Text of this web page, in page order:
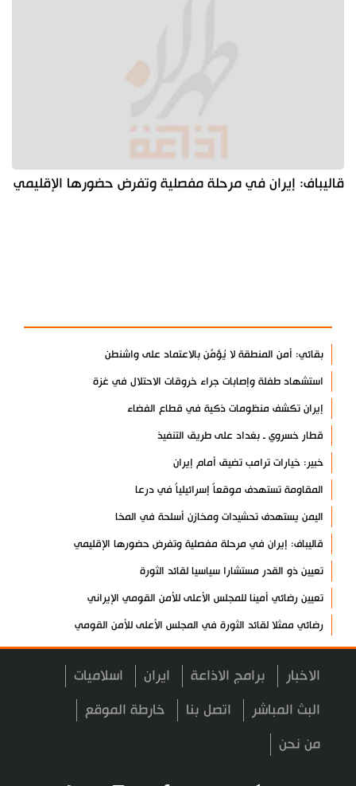
قاليباف: إيران في مرحلة مفصلية وتفرض حضورها الإقليمي
بقائي: أمن المنطقة لا يُؤمَّن بالاعتماد على واشنطن
استشهاد طفلة وإصابات جراء خروقات الاحتلال في غزة
إيران تكشف منظومات ذكية في قطاع الفضاء
قطار خسروي ـ بغداد على طريق التنفيذ
خبير: خيارات ترامب تضيق أمام إيران
المقاومة تستهدف موقعاً إسرائيلياً في درعا
اليمن يستهدف تحشيدات ومخازن أسلحة في المخا
قاليباف: إيران في مرحلة مفصلية وتفرض حضورها الإقليمي
تعيين ذو القدر مستشارا سياسيا لقائد الثورة
تعيين رضائي أمينا للمجلس الأعلى للأمن القومي الإيراني
رضائي ممثلا لقائد الثورة في المجلس الأعلى للأمن القومي
فريق الروبوتات الطلابي الإيراني يحرز وصافة العالم
حزب الله يعقب على الخريطة الإسرائيلية بضم جنوب لبنان
العميد ابن الرضا: نعمل لإحداث ثورة صناعية دفاعية
بيان صادر عن هيئة الحشد الشعبي دعما للفياض
آية الله لاريجاني: مضيق هرمز لن يعود إلى وضعه السابق
الاخبار برامج الاذاعة ايران اسلاميات
البث المباشر اتصل بنا خارطة الموقع
من نحن